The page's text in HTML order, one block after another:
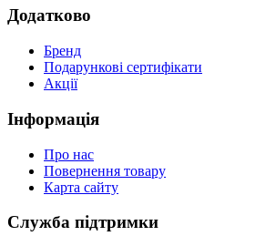
Додатково
Бренд
Подарункові сертифікати
Акції
Інформація
Про нас
Повернення товару
Карта сайту
Служба підтримки